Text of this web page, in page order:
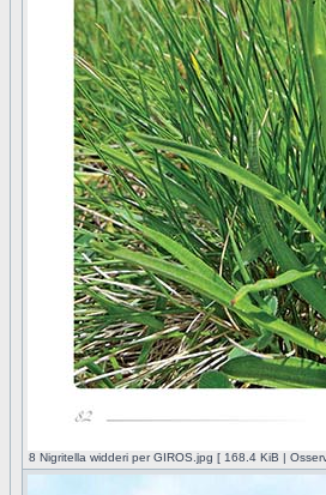
8 Nigritella widderi per GIROS.jpg [ 168.4 KiB |